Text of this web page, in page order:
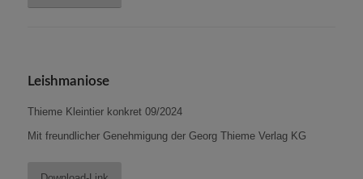
Leishmaniose
Thieme Kleintier konkret 09/2024
Mit freundlicher Genehmigung der Georg Thieme Verlag KG